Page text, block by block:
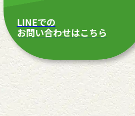
LINEでの
お問い合わせはこちら